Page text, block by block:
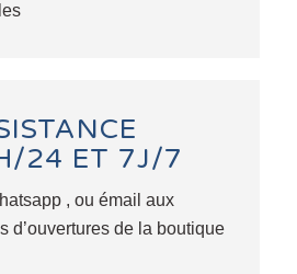
24 ET 7J/7
, ou émail aux
d’ouvertures de la boutique